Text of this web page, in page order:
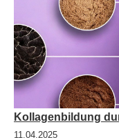
Kollagenbildung
11.04.2025